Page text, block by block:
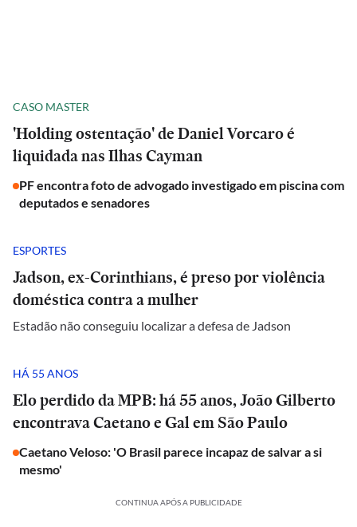
CASO MASTER
'Holding ostentação' de Daniel Vorcaro é
liquidada nas Ilhas Cayman
PF encontra foto de advogado investigado em piscina com
deputados e senadores
ESPORTES
Jadson, ex-Corinthians, é preso por violência
doméstica contra a mulher
Estadão não conseguiu localizar a defesa de Jadson
HÁ 55 ANOS
Elo perdido da MPB: há 55 anos, João Gilberto
encontrava Caetano e Gal em São Paulo
Caetano Veloso: 'O Brasil parece incapaz de salvar a si
mesmo'
CONTINUA APÓS A PUBLICIDADE